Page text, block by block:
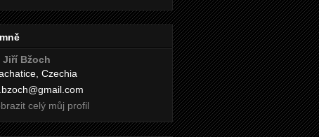
Jiří Bžoch
Czechia
celý můj profil